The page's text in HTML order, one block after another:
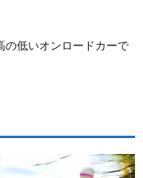
の低いオンロードカーで